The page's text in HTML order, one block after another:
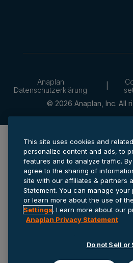
© 2026 Anaplan, Inc. All
Anaplan
Datenschutzerklärung
This site uses cookies and
personalize content and ads, to
features and to analyze traffic.
agree to the sharing of
site with our affiliates & partners
Statement. You can manage
or learn more about the use of
Settings. Learn more about our
Anaplan Privacy Statement
Do not Sell or